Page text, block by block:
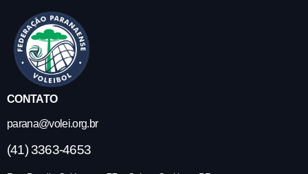
CONTATO
parana@volei.org.br
(41) 3363-4653